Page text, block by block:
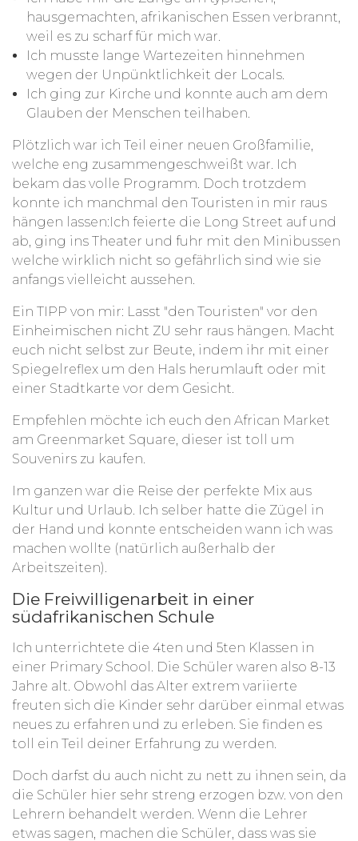
hausgemachten, afrikanischen Essen verbrannt,
weil es zu scharf für mich war.
Ich musste lange Wartezeiten hinnehmen
wegen der Unpünktlichkeit der Locals.
Ich ging zur Kirche und konnte auch am dem
Glauben der Menschen teilhaben.
Plötzlich war ich Teil einer neuen Großfamilie,
welche eng zusammengeschweißt war. Ich
bekam das volle Programm. Doch trotzdem
konnte ich manchmal den Touristen in mir raus
hängen lassen:Ich feierte die Long Street auf und
ab, ging ins Theater und fuhr mit den Minibussen
welche wirklich nicht so gefährlich sind wie sie
anfangs vielleicht aussehen.
Ein TIPP von mir: Lasst "den Touristen" vor den
Einheimischen nicht ZU sehr raus hängen. Macht
euch nicht selbst zur Beute, indem ihr mit einer
Spiegelreflex um den Hals herumlauft oder mit
einer Stadtkarte vor dem Gesicht.
Empfehlen möchte ich euch den African Market
am Greenmarket Square, dieser ist toll um
Souvenirs zu kaufen.
Im ganzen war die Reise der perfekte Mix aus
Kultur und Urlaub. Ich selber hatte die Zügel in
der Hand und konnte entscheiden wann ich was
machen wollte (natürlich außerhalb der
Arbeitszeiten).
Die Freiwilligenarbeit in einer
südafrikanischen Schule
Ich unterrichtete die 4ten und 5ten Klassen in
einer Primary School. Die Schüler waren also 8-13
Jahre alt. Obwohl das Alter extrem variierte
freuten sich die Kinder sehr darüber einmal etwas
neues zu erfahren und zu erleben. Sie finden es
toll ein Teil deiner Erfahrung zu werden.
Doch darfst du auch nicht zu nett zu ihnen sein, da
die Schüler hier sehr streng erzogen bzw. von den
Lehrern behandelt werden. Wenn die Lehrer
etwas sagen, machen die Schüler, dass was sie